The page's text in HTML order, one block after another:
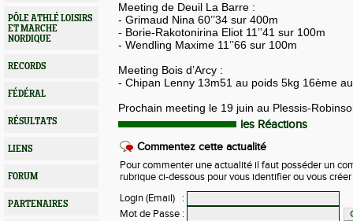
PÔLE ATHLÉ LOISIRS
ET MARCHE
NORDIQUE
RECORDS
FÉDÉRAL
RÉSULTATS
LIENS
FORUM
PARTENAIRES
Meeting de Deuil La Barre :
- Grimaud Nina 60’’34 sur 400m
- Borie-Rakotonirina Eliot 11’’41 sur 100m
- Wendling Maxime 11’’66 sur 100m
Meeting Bois d’Arcy :
- Chipan Lenny 13m51 au poids 5kg 16ème
Prochain meeting le 19 juin au Plessis-
les Réactions
Commentez cette actualité
Pour commenter une actualité il faut posséder un
rubrique ci-dessous pour vous identifier ou vous
Login (Email)
:
Mot de Passe :